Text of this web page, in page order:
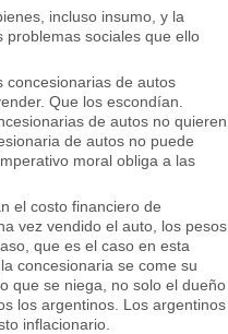
incluso insumo, y la
problemas sociales que ello
concesionarias de autos
Que los escondían.
de autos no quieren
de autos no puede
moral obliga a las
el costo financiero de
vez vendido el auto, los pesos
que es el caso en esta
concesionaria se come su
que se niega, no solo el dueño
los argentinos. Los argentinos
inflacionario.